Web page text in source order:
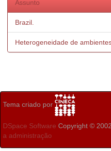
Assunto
Brazil.
Heterogeneidade de
Tema criado por
DSpace Software Copyright ©
a administração